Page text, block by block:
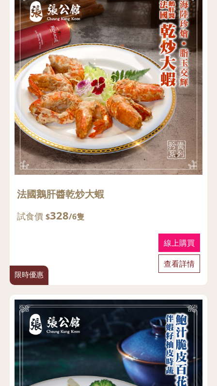
限時優惠
法國鵝肝醬乾炒大蝦
試食價 $328/6隻
線上購買
查看詳情